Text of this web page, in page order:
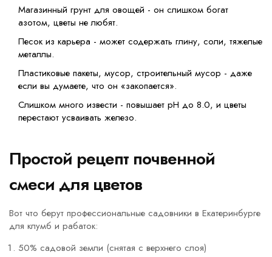
Магазинный грунт для овощей - он слишком богат
азотом, цветы не любят.
Песок из карьера - может содержать глину, соли, тяжелые
металлы.
Пластиковые пакеты, мусор, строительный мусор - даже
если вы думаете, что он «закопается».
Слишком много извести - повышает pH до 8.0, и цветы
перестают усваивать железо.
Простой рецепт почвенной
смеси для цветов
Вот что берут профессиональные садовники в Екатеринбурге
для клумб и рабаток:
50% садовой земли (снятая с верхнего слоя)